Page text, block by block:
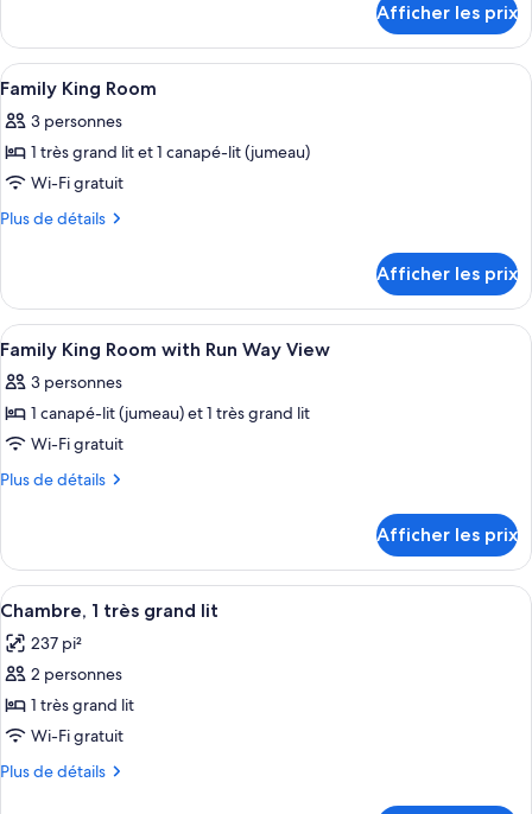
chambre :
Junior
King
Suite
Junior
King
Suite
Afficher les prix
Afficher
toutes
les
photos
pour
ce
chambre :
Family
King
Room
Coffre-fort, rideaux
9
Family King Room
3 personnes
1 très grand lit et 1 canapé-lit (jumeau)
Wi-Fi gratuit
Plus de détails
Plus
Family
King
Room
Afficher les prix
Afficher
toutes
les
photos
pour
ce
chambre :
Family
King
Room
with
Run
Way
View
Coffre-fort, rideaux
10
Family King Room with Run Way View
3 personnes
1 canapé-lit (jumeau) et 1 très grand lit
Wi-Fi gratuit
Plus de détails
Plus
Family
King
Room
Run
Way
Afficher les prix
Afficher
toutes
les
photos
pour
ce
type
Une chambre d’hôtel avec un
5
Chambre, 1 très grand lit
237 pi²
2 personnes
1 très grand lit
Wi-Fi gratuit
Plus de détails
Plus